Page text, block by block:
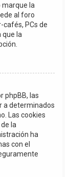
la
al foro
cafés, PCs de
que la
phpBB, las
a determinados
Las cookies
la
ha
con el